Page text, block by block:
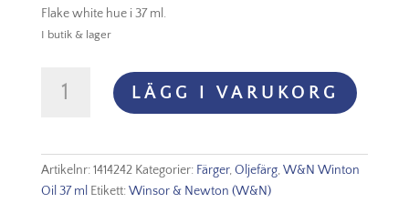
Flake white hue i 37 ml.
I butik & lager
Oljefärg
Flake
white
LÄGG I VARUKORG
Artikelnr:1414242 Kategorier: Färger,Oljefärg,W&N Winton
Oil 37 ml Etikett:Winsor & Newton (W&N)